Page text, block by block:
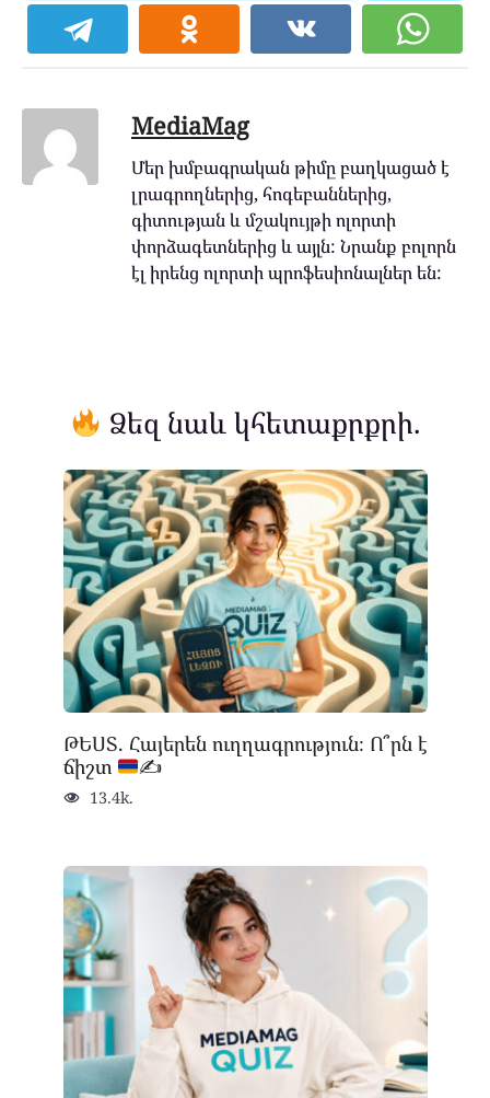
MediaMag
Մեր խմբագրական թիմը բաղկացած է
լրագրողներից, հոգեբաններից,
գիտության և մշակույթի ոլորտի
փորձագետներից և այլն: Նրանք բոլորն
էլ իրենց ոլորտի պրոֆեսիոնալներ են:
Ձեզ նաև կհետաքրքրի.
ԹԵՍՏ. Հայերեն ուղղագրություն։ Ո՞րն է
ճիշտ
✍
13.4k.